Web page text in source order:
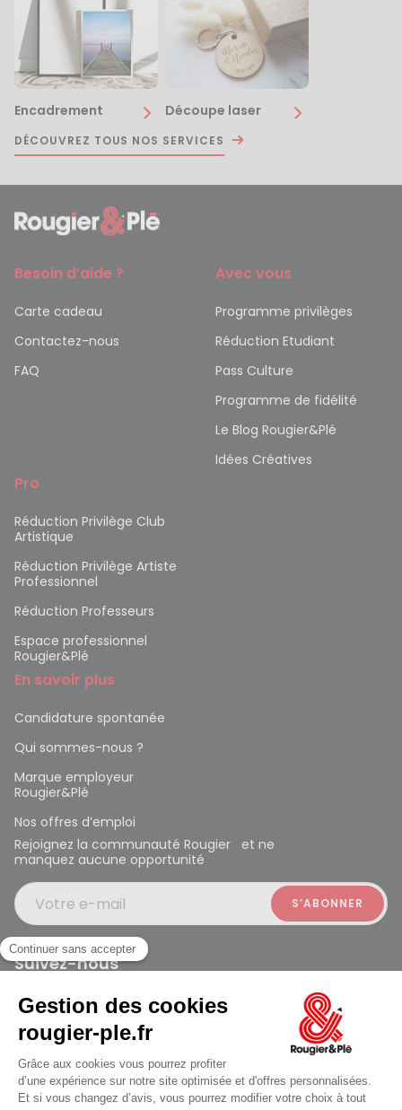
ouvert à 10:00
Encadrement Découpe laser
DÉCOUVREZ TOUS NOS SERVICES
Besoin d’aide ?
Carte cadeau
Contactez-nous
FAQ
Avec vous
Programme privilèges
Réduction Etudiant
Pass Culture
Programme de fidélité
Le Blog Rougier&Plé
Idées Créatives
Pro
Réduction Privilège Club
Artistique
Réduction Privilège Artiste
Professionnel
Réduction Professeurs
Espace professionnel
Rougier&Plé
En savoir plus
Candidature spontanée
Qui sommes-nous ?
Marque employeur
Rougier&Plé
Nos offres d’emploi
Rejoignez la communauté Rougier et ne
manquez aucune opportunité
Votre e-mail
Suivez-nous
Rougier et Plé 2024 Copyright